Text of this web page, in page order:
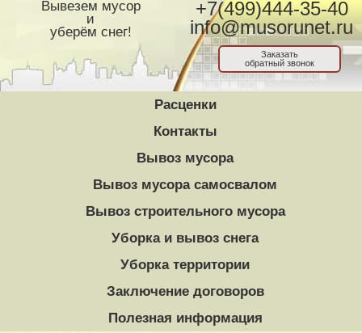
Вывезем мусор
и
уберём снег!
+7(499)444-35-40
info@musorunet.ru
Заказать
обратный звонок
Расценки
Контакты
Вывоз мусора
Вывоз мусора самосвалом
Вывоз строительного мусора
Уборка и вывоз снега
Уборка территории
Заключение договоров
Полезная информация